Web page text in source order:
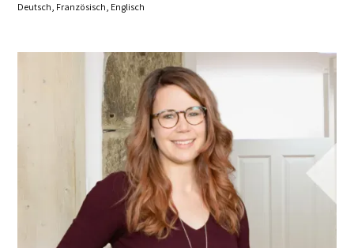
Deutsch, Französisch, Englisch